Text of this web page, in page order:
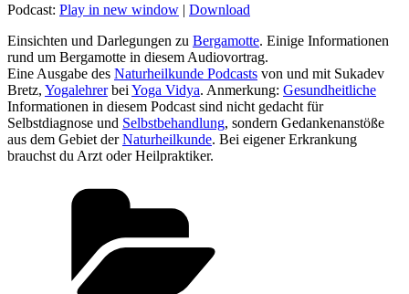
Podcast: Play in new window | Download
Einsichten und Darlegungen zu Bergamotte. Einige Informationen
rund um Bergamotte in diesem Audiovortrag.
Eine Ausgabe des Naturheilkunde Podcasts von und mit Sukadev
Bretz, Yogalehrerbei Yoga Vidya. Anmerkung: Gesundheitliche
Informationen in diesem Podcast sind nicht gedacht für
Selbstdiagnose und Selbstbehandlung, sondern Gedankenanstöße
aus dem Gebiet derNaturheilkunde. Bei eigener Erkrankung
brauchst du Arzt oder Heilpraktiker.